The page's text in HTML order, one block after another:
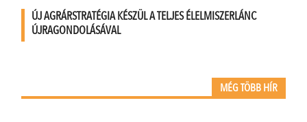
ÚJ AGRÁRSTRATÉGIA KÉSZÜL A TELJES ÉLELMISZERLÁNC
ÚJRAGONDOLÁSÁVAL
MÉG TÖBB HÍR